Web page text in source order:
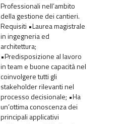
Professionali nell’ambito
della gestione dei cantieri.
Requisiti •Laurea magistrale
in ingegneria ed
architettura;
•Predisposizione al lavoro
in team e buone capacità nel
coinvolgere tutti gli
stakeholder rilevanti nel
processo decisionale; •Ha
un’ottima conoscenza dei
principali applicativi